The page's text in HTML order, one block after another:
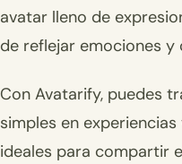
avatar lleno de
de reflejar emociones y
Con Avatarify, puedes
simples en
ideales para compartir